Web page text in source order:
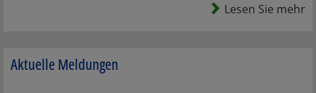
Lesen Sie mehr
Aktuelle Meldungen